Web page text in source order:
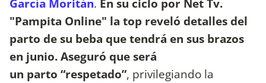
García Moritán. En su ciclo por Net Tv.
"Pampita Online" la top reveló detalles del
parto de su beba que tendrá en sus brazos
en junio. Aseguró que será
un parto “respetado”, privilegiando la